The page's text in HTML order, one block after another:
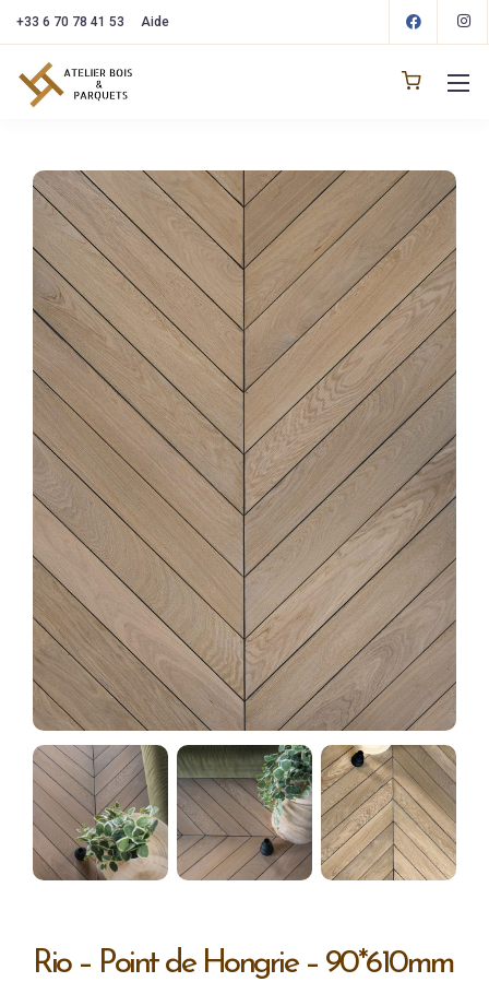
+33 6 70 78 41 53 Aide
Rio – Point de Hongrie – 90*610mm